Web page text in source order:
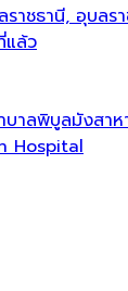
าชธานี, อุบลร
แล้ว
บาลพิบูลมังสา
Hospital